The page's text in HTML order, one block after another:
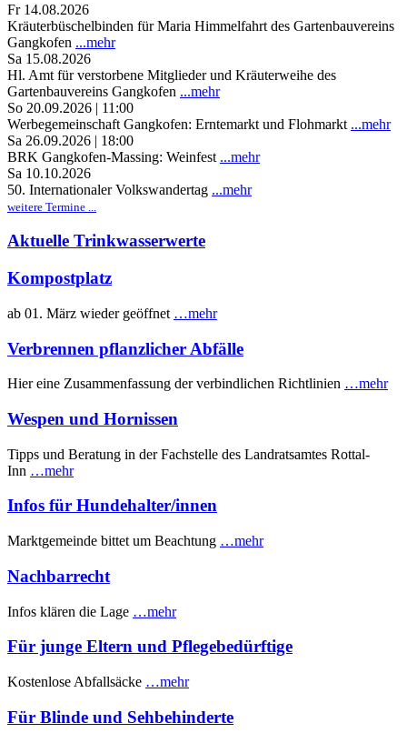
Fr 14.08.2026
Kräuterbüschelbinden für Maria Himmelfahrt des Gartenbauvereins
Gangkofen ...mehr
Sa 15.08.2026
Hl. Amt für verstorbene Mitglieder und Kräuterweihe des
Gartenbauvereins Gangkofen ...mehr
So 20.09.2026 | 11:00
Werbegemeinschaft Gangkofen: Erntemarkt und Flohmarkt ...mehr
Sa 26.09.2026 | 18:00
BRK Gangkofen-Massing: Weinfest ...mehr
Sa 10.10.2026
50. Internationaler Volkswandertag ...mehr
weitere Termine ...
Aktuelle Trinkwasserwerte
Kompostplatz
ab 01. März wieder geöffnet …mehr
Verbrennen pflanzlicher Abfälle
Hier eine Zusammenfassung der verbindlichen Richtlinien …mehr
Wespen und Hornissen
Tipps und Beratung in der Fachstelle des Landratsamtes Rottal-
Inn …mehr
Infos für Hundehalter/innen
Marktgemeinde bittet um Beachtung …mehr
Nachbarrecht
Infos klären die Lage …mehr
Für junge Eltern und Pflegebedürftige
Kostenlose Abfallsäcke …mehr
Für Blinde und Sehbehinderte